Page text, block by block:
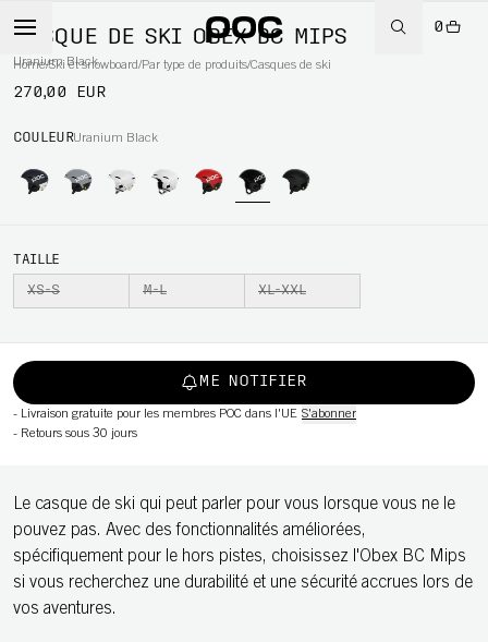
0
Home/Ski et snowboard/Par type de produits/Casques de ski
CASQUE DE SKI OBEX BC MIPS
Uranium Black
270,00 EUR
COULEURUranium Black
TAILLE
XS-S M-L XL-XXL
ME NOTIFIER
- Livraison gratuite pour les membres POC dans l'UE S'abonner
- Retours sous 30 jours
Le casque de ski qui peut parler pour vous lorsque vous ne le
pouvez pas. Avec des fonctionnalités améliorées,
spécifiquement pour le hors pistes, choisissez l'Obex BC Mips
si vous recherchez une durabilité et une sécurité accrues lors de
vos aventures.